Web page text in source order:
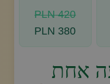
420 PLN
380 PLN
אחת